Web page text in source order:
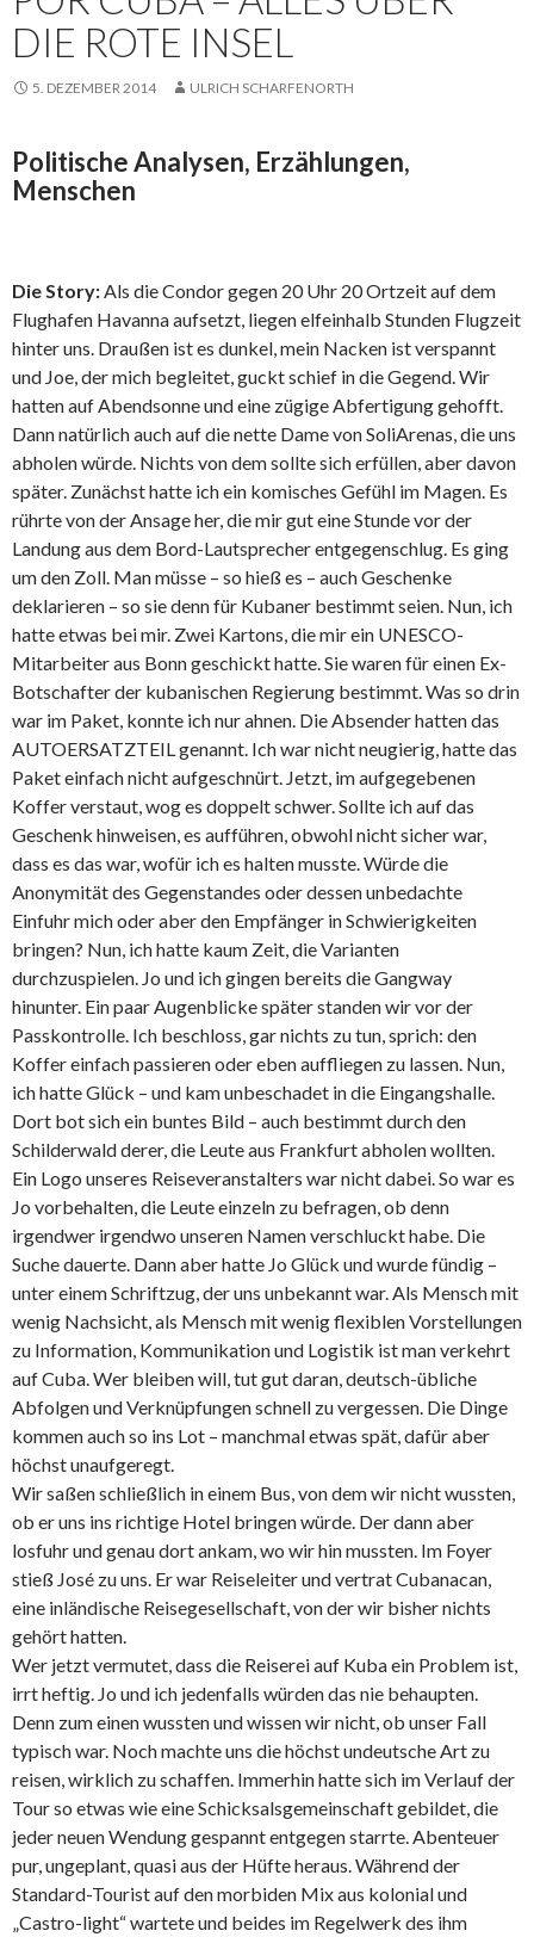
DIE ROTE INSEL
5. DEZEMBER 2014 ULRICH SCHARFENORTH
Politische Analysen, Erzählungen,
Menschen
Die Story:Als die Condor gegen 20 Uhr 20 Ortzeit auf dem
Flughafen Havanna aufsetzt, liegen elfeinhalb Stunden Flugzeit
hinter uns. Draußen ist es dunkel, mein Nacken ist verspannt
und Joe, der mich begleitet, guckt schief in die Gegend. Wir
hatten auf Abendsonne und eine zügige Abfertigung gehofft.
Dann natürlich auch auf die nette Dame von SoliArenas, die uns
abholen würde. Nichts von dem sollte sich erfüllen, aber davon
später. Zunächst hatte ich ein komisches Gefühl im Magen. Es
rührte von der Ansage her, die mir gut eine Stunde vor der
Landung aus dem Bord-Lautsprecher entgegenschlug. Es ging
um den Zoll. Man müsse – so hieß es – auch Geschenke
deklarieren – so sie denn für Kubaner bestimmt seien. Nun, ich
hatte etwas bei mir. Zwei Kartons, die mir ein UNESCO-
Mitarbeiter aus Bonn geschickt hatte. Sie waren für einen Ex-
Botschafter der kubanischen Regierung bestimmt. Was so drin
war im Paket, konnte ich nur ahnen. Die Absender hatten das
AUTOERSATZTEIL genannt. Ich war nicht neugierig, hatte das
Paket einfach nicht aufgeschnürt. Jetzt, im aufgegebenen
Koffer verstaut, wog es doppelt schwer. Sollte ich auf das
Geschenk hinweisen, es aufführen, obwohl nicht sicher war,
dass es das war, wofür ich es halten musste. Würde die
Anonymität des Gegenstandes oder dessen unbedachte
Einfuhr mich oder aber den Empfänger in Schwierigkeiten
bringen? Nun, ich hatte kaum Zeit, die Varianten
durchzuspielen. Jo und ich gingen bereits die Gangway
hinunter. Ein paar Augenblicke später standen wir vor der
Passkontrolle. Ich beschloss, gar nichts zu tun, sprich: den
Koffer einfach passieren oder eben auffliegen zu lassen. Nun,
ich hatte Glück – und kam unbeschadet in die Eingangshalle.
Dort bot sich ein buntes Bild – auch bestimmt durch den
Schilderwald derer, die Leute aus Frankfurt abholen wollten.
Ein Logo unseres Reiseveranstalters war nicht dabei. So war es
Jo vorbehalten, die Leute einzeln zu befragen, ob denn
irgendwer irgendwo unseren Namen verschluckt habe. Die
Suche dauerte. Dann aber hatte Jo Glück und wurde fündig –
unter einem Schriftzug, der uns unbekannt war. Als Mensch mit
wenig Nachsicht, als Mensch mit wenig flexiblen Vorstellungen
zu Information, Kommunikation und Logistik ist man verkehrt
auf Cuba. Wer bleiben will, tut gut daran, deutsch-übliche
Abfolgen und Verknüpfungen schnell zu vergessen. Die Dinge
kommen auch so ins Lot – manchmal etwas spät, dafür aber
höchst unaufgeregt.
Wir saßen schließlich in einem Bus, von dem wir nicht wussten,
ob er uns ins richtige Hotel bringen würde. Der dann aber
losfuhr und genau dort ankam, wo wir hin mussten. Im Foyer
stieß José zu uns. Er war Reiseleiter und vertrat Cubanacan,
eine inländische Reisegesellschaft, von der wir bisher nichts
gehört hatten.
Wer jetzt vermutet, dass die Reiserei auf Kuba ein Problem ist,
irrt heftig. Jo und ich jedenfalls würden das nie behaupten.
Denn zum einen wussten und wissen wir nicht, ob unser Fall
typisch war. Noch machte uns die höchst undeutsche Art zu
reisen, wirklich zu schaffen. Immerhin hatte sich im Verlauf der
Tour so etwas wie eine Schicksalsgemeinschaft gebildet, die
jeder neuen Wendung gespannt entgegen starrte. Abenteuer
pur, ungeplant, quasi aus der Hüfte heraus. Während der
Standard-Tourist auf den morbiden Mix aus kolonial und
„Castro-light“ wartete und beides im Regelwerk des ihm